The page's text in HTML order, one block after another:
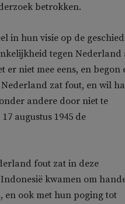
betrokken.
in hun visie op de
tegen Nederland
niet mee eens, en begon
zat fout, en wil
andere door niet te
augustus 1945 de
fout zat in deze
kwamen om
en ook met hun poging tot